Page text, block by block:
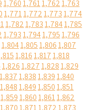
1,7601,7611,7621,763
1,7711,7721,7731,774
1,7821,7831,7841,785
1,7931,7941,7951,796
1,8041,8051,8061,807
1,8161,8171,818
1,8261,8271,8281,829
1,8371,8381,8391,840
1,8481,8491,8501,851
1,8591,8601,8611,862